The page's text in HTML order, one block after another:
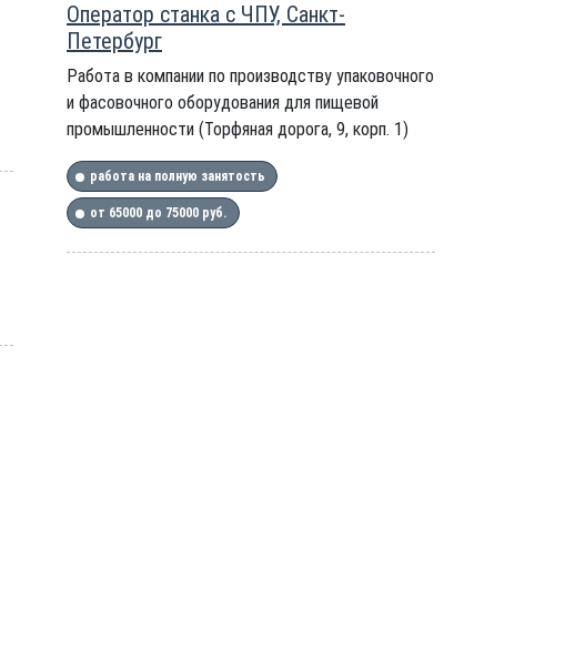
Оператор станка с ЧПУ, Санкт-
Петербург
Работа в компании по производству упаковочного
и фасовочного оборудования для пищевой
промышленности (Торфяная дорога, 9, корп. 1)
работа на полную занятость
от 65000 до 75000 руб.